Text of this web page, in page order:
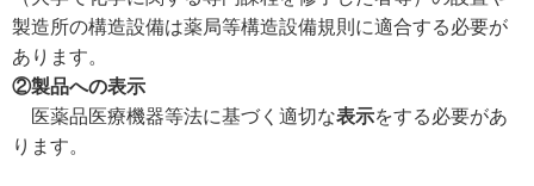
製造所の構造設備は薬局等構造設備規則に適合する必要が
あります。
②製品への表示
医薬品医療機器等法に基づく適切な表示をする必要があ
ります。